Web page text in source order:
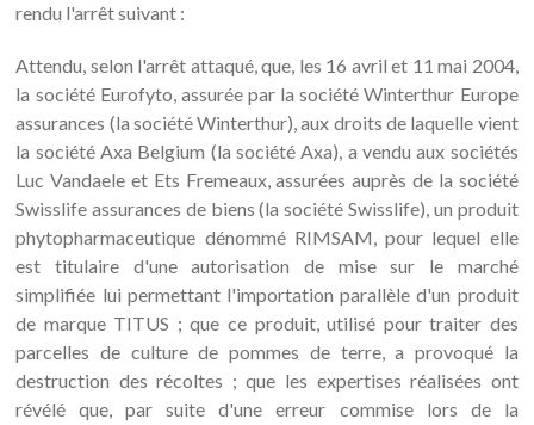
rendu l'arrêt suivant :
Attendu, selon l'arrêt attaqué, que, les 16 avril et 11 mai 2004,
la société Eurofyto, assurée par la société Winterthur Europe
assurances (la société Winterthur), aux droits de laquelle vient
la société Axa Belgium (la société Axa), a vendu aux sociétés
Luc Vandaele et Ets Fremeaux, assurées auprès de la société
Swisslife assurances de biens (la société Swisslife), un produit
phytopharmaceutique dénommé RIMSAM, pour lequel elle
est titulaire d'une autorisation de mise sur le marché
simplifiée lui permettant l'importation parallèle d'un produit
de marque TITUS ; que ce produit, utilisé pour traiter des
parcelles de culture de pommes de terre, a provoqué la
destruction des récoltes ; que les expertises réalisées ont
révélé que, par suite d'une erreur commise lors de la